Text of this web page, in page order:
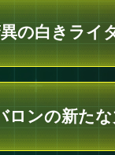
の白きライ
ロンの新た